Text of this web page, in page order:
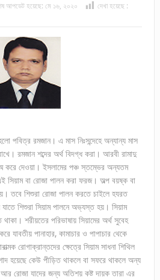
আপডেট হয়েছে: মে ১৬, ২০২০
দেখা হয়েছে :
পবিত্র রমজান। এ মাস নিঃসন্দেহে অন্যান্য মাস
রমজান শব্দের অর্থ বিদগ্ধ করা। আরবী রামাদু
করে দেওয়া। ইসলামের পঞ্চ স্তম্ভের অন্যতম
সিয়াম বা রোজা পালন করা ফরজ। অল্প বয়ষ্ক বা
তবে শিশুরা রোজা পালন করতে চাইলে হযরত
শিশুরা সিয়াম পালনে অভ্যস্ত হয়। সিয়াম
থাকা। শরীয়তের পরিভাষায় সিয়ামের অর্থ সুবেহ
যাবতীয় পানাহার, কামাচার ও পাপাচার থেকে
রোগাক্রান্তদের ক্ষেত্রে সিয়াম সাধনা শিথিল
হয়েছে কেউ পীড়িত থাকলে বা সফরে থাকলে অন্য
রোজা যাদের জন্য অতিশয় কষ্ট দায়ক তারা এর